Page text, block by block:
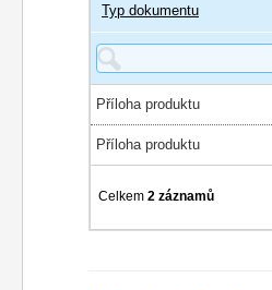
Typ dokumentu
Příloha produktu
Příloha produktu
Celkem2 záznamů